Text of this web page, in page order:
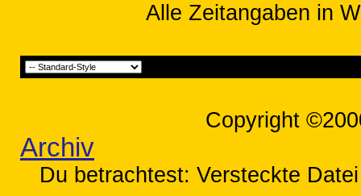
Alle Zeitangaben in
Copyright
Archiv
Du betrachtest: Versteckte